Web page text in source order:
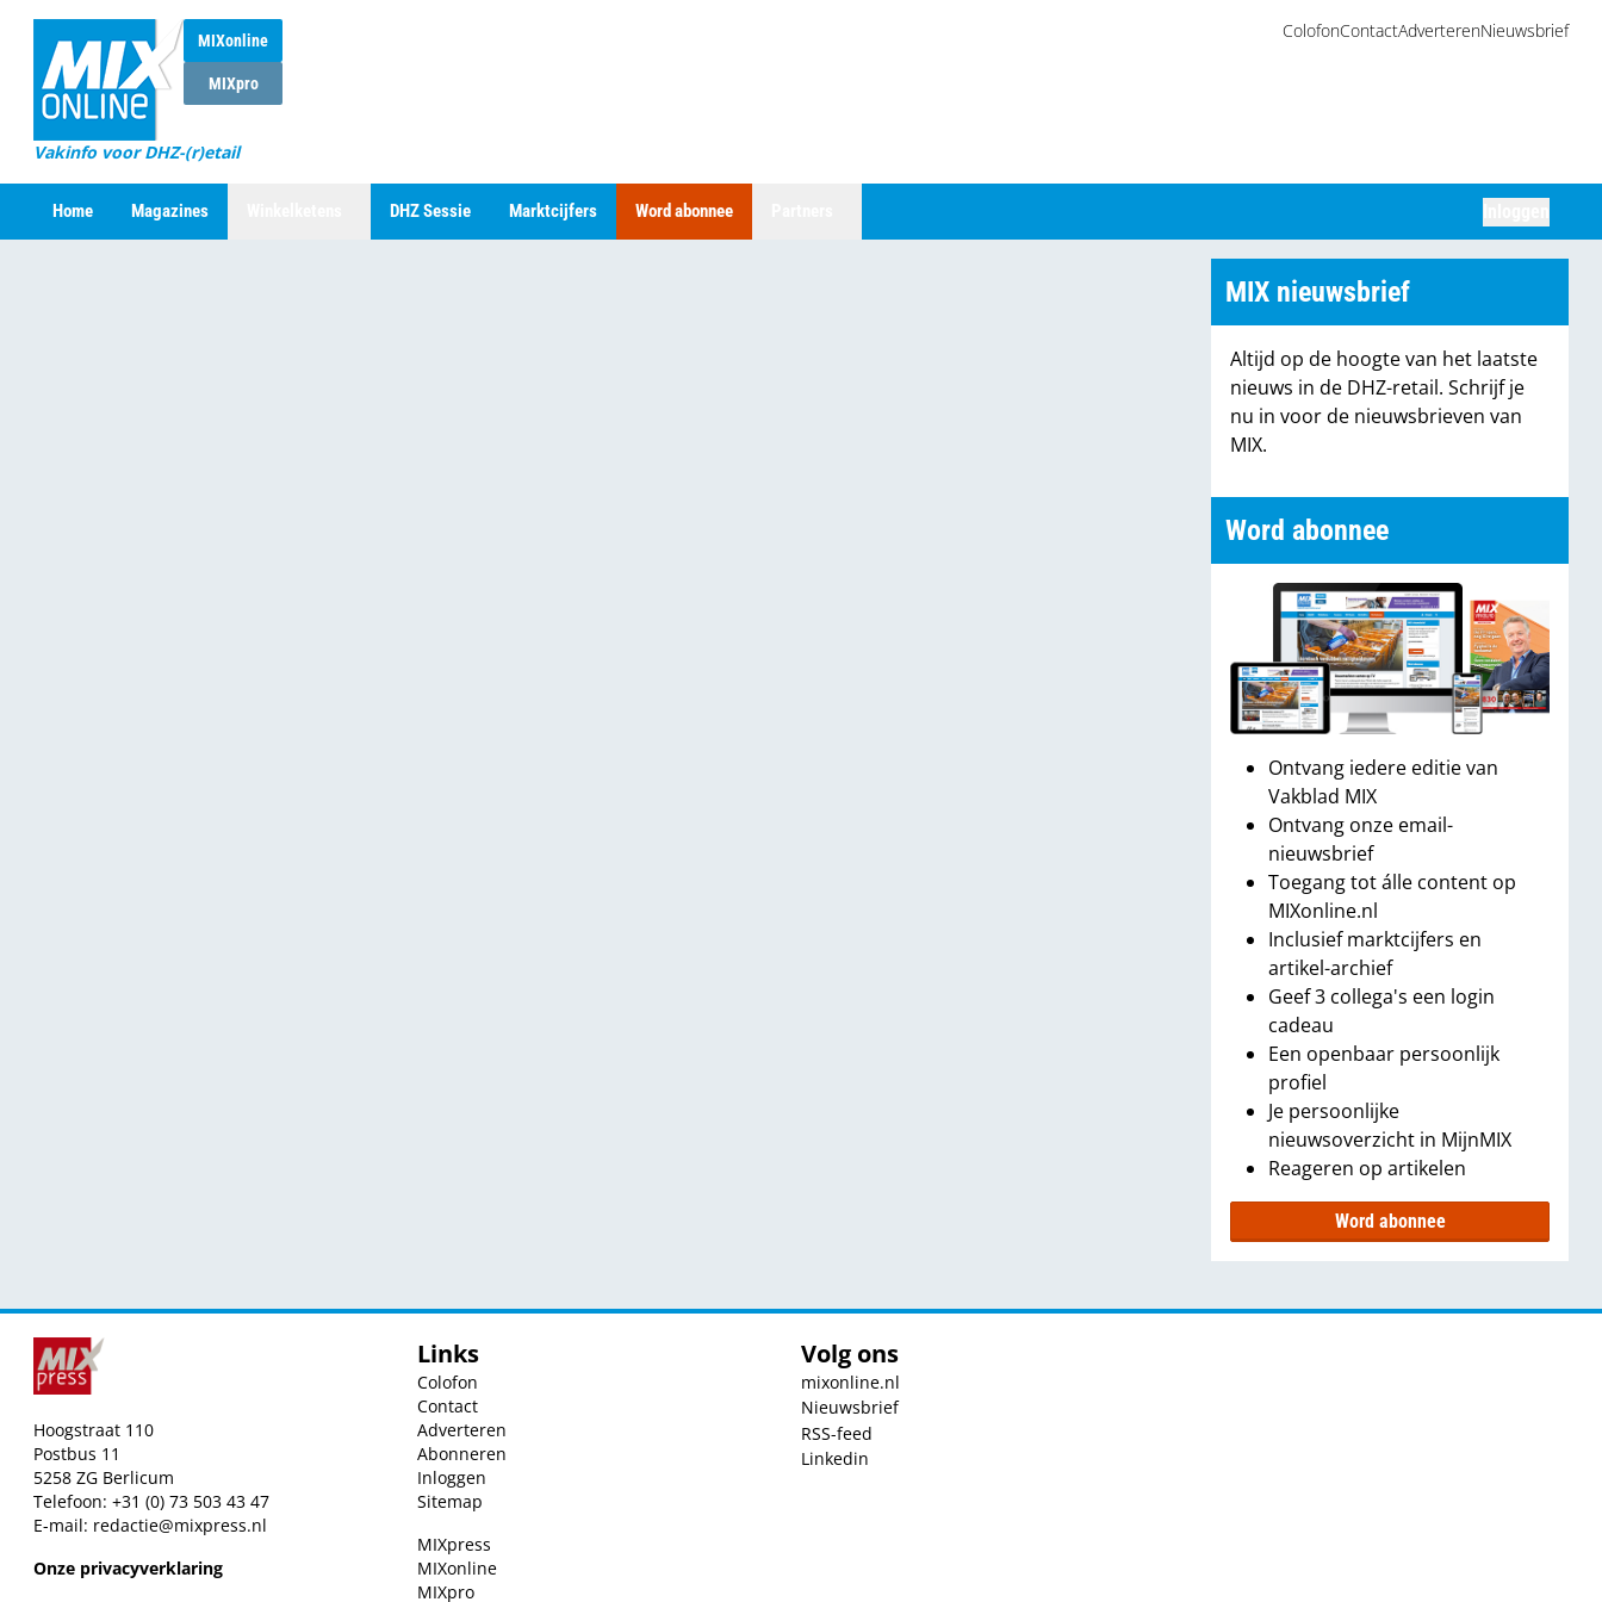
MIXonline
MIXpro
Vakinfo voor DHZ-(r)etail
ColofonContactAdverterenNieuwsbrief
Home Magazines DHZ Sessie Marktcijfers Word abonnee
MIX nieuwsbrief
Altijd op de hoogte van het laatste
nieuws in de DHZ-retail. Schrijf je
nu in voor de nieuwsbrieven van
MIX.
Word abonnee
Ontvang iedere editie van
Vakblad MIX
Ontvang onze email-
nieuwsbrief
Toegang tot álle content op
MIXonline.nl
Inclusief marktcijfers en
artikel-archief
Geef 3 collega's een login
cadeau
Een openbaar persoonlijk
profiel
Je persoonlijke
nieuwsoverzicht in MijnMIX
Reageren op artikelen
Word abonnee
Hoogstraat 110
Postbus 11
5258 ZG Berlicum
Telefoon: +31 (0) 73 503 43 47
E-mail: redactie@mixpress.nl
Onze privacyverklaring
Links
Colofon
Contact
Adverteren
Abonneren
Inloggen
Sitemap
MIXpress
MIXonline
MIXpro
Volg ons
mixonline.nl
Nieuwsbrief
RSS-feed
Linkedin